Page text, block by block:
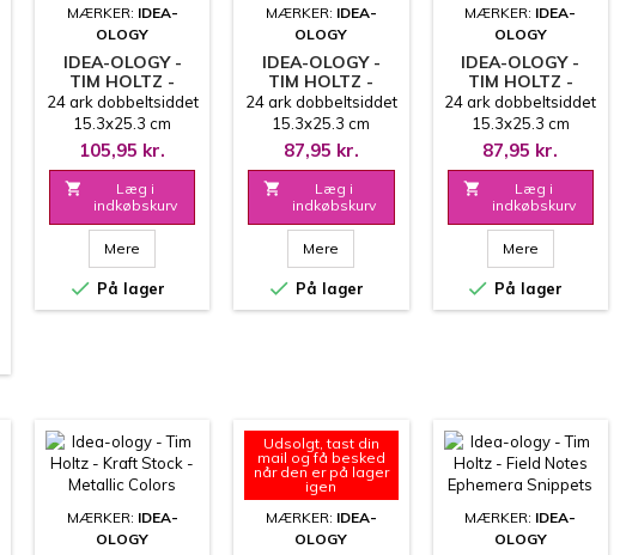
MÆRKER: IDEA-
OLOGY
IDEA-OLOGY -
TIM HOLTZ -
BACKDROPS
VOLUME 1
24 ark dobbeltsiddet
15.3x25.3 cm
105,95 kr.

Læg i
indkøbskurv
Mere
 På lager
MÆRKER: IDEA-
OLOGY
IDEA-OLOGY -
TIM HOLTZ -
BACKDROPS
VOLUME 5
24 ark dobbeltsiddet
15.3x25.3 cm
87,95 kr.

Læg i
indkøbskurv
Mere
 På lager
MÆRKER: IDEA-
OLOGY
IDEA-OLOGY -
TIM HOLTZ -
BACKDROPS
VOLUME 4
24 ark dobbeltsiddet
15.3x25.3 cm
87,95 kr.

Læg i
indkøbskurv
Mere
 På lager
MÆRKER: IDEA-
OLOGY
Udsolgt, tast din
mail og få besked
når den er på lager
igen
MÆRKER: IDEA-
OLOGY
MÆRKER: IDEA-
OLOGY